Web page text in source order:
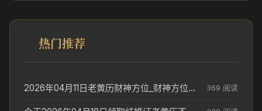
热门推荐
2026年04月11日老黄历财神方位_财神方位与供奉讲究 369 阅读